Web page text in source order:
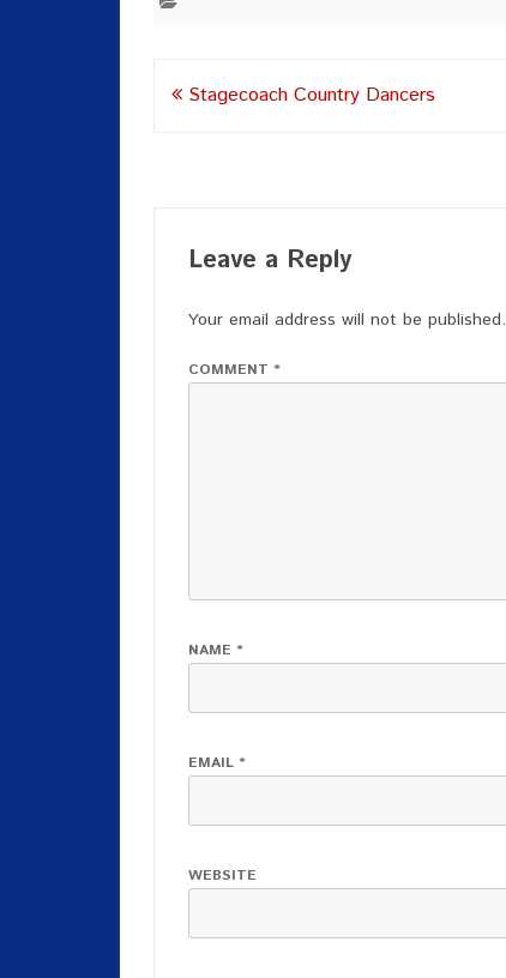
PostStagecoach Country Dancers
Leave a Reply
Your email address will not be published.
COMMENT *
NAME *
EMAIL *
WEBSITE